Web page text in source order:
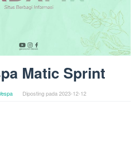
Matic Sprint
Diposting pada 2023-12-12